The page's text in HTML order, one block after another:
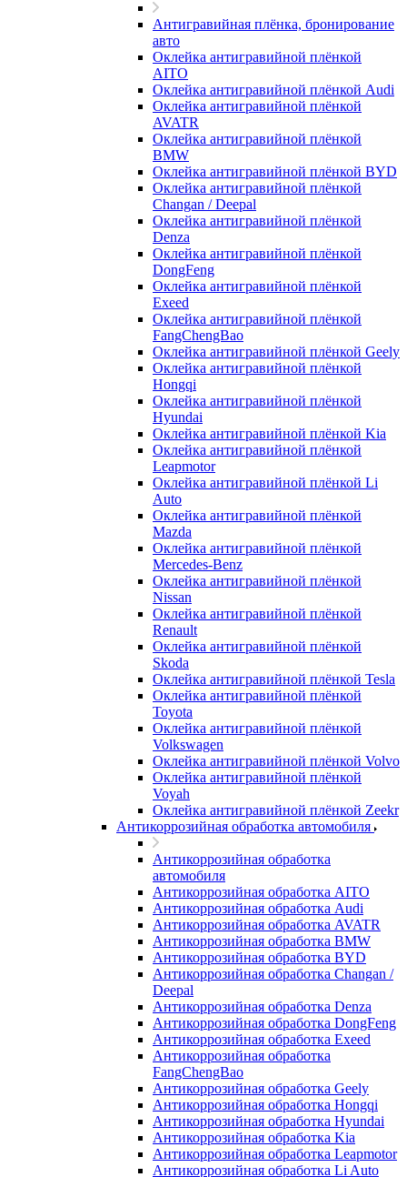
Антигравийная плёнка, бронирование
авто
Оклейка антигравийной плёнкой
AITO
Оклейка антигравийной плёнкой Audi
Оклейка антигравийной плёнкой
AVATR
Оклейка антигравийной плёнкой
BMW
Оклейка антигравийной плёнкой BYD
Оклейка антигравийной плёнкой
Changan / Deepal
Оклейка антигравийной плёнкой
Denza
Оклейка антигравийной плёнкой
DongFeng
Оклейка антигравийной плёнкой
Exeed
Оклейка антигравийной плёнкой
FangChengBao
Оклейка антигравийной плёнкой Geely
Оклейка антигравийной плёнкой
Hongqi
Оклейка антигравийной плёнкой
Hyundai
Оклейка антигравийной плёнкой Kia
Оклейка антигравийной плёнкой
Leapmotor
Оклейка антигравийной плёнкой Li
Auto
Оклейка антигравийной плёнкой
Mazda
Оклейка антигравийной плёнкой
Mercedes-Benz
Оклейка антигравийной плёнкой
Nissan
Оклейка антигравийной плёнкой
Renault
Оклейка антигравийной плёнкой
Skoda
Оклейка антигравийной плёнкой Tesla
Оклейка антигравийной плёнкой
Toyota
Оклейка антигравийной плёнкой
Volkswagen
Оклейка антигравийной плёнкой Volvo
Оклейка антигравийной плёнкой
Voyah
Оклейка антигравийной плёнкой Zeekr
Антикоррозийная обработка автомобиля
Антикоррозийная обработка
автомобиля
Антикоррозийная обработка AITO
Антикоррозийная обработка Audi
Антикоррозийная обработка AVATR
Антикоррозийная обработка BMW
Антикоррозийная обработка BYD
Антикоррозийная обработка Changan /
Deepal
Антикоррозийная обработка Denza
Антикоррозийная обработка DongFeng
Антикоррозийная обработка Exeed
Антикоррозийная обработка
FangChengBao
Антикоррозийная обработка Geely
Антикоррозийная обработка Hongqi
Антикоррозийная обработка Hyundai
Антикоррозийная обработка Kia
Антикоррозийная обработка Leapmotor
Антикоррозийная обработка Li Auto